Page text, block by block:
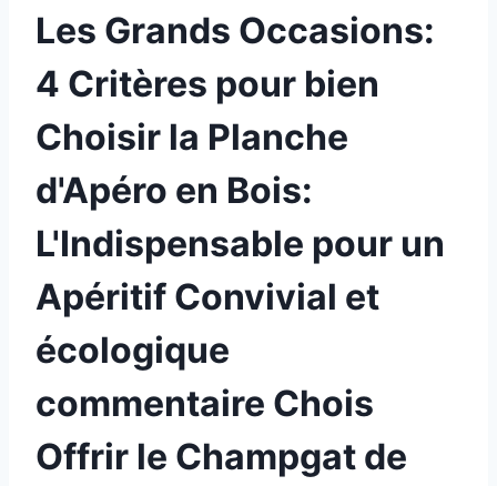
Les Grands Occasions:
4 Critères pour bien
Choisir la Planche
d'Apéro en Bois:
L'Indispensable pour un
Apéritif Convivial et
écologique
commentaire Chois
Offrir le Champgat de